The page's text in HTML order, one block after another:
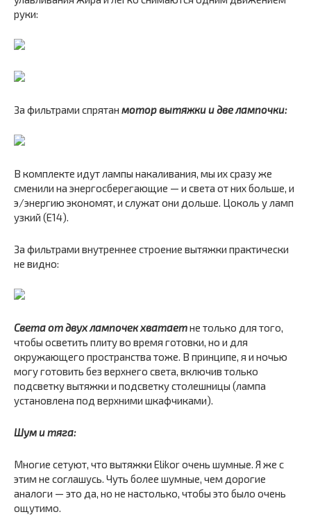
руки:
За фильтрами спрятан мотор вытяжки и две лампочки:
В комплекте идут лампы накаливания, мы их сразу же
сменили на энергосберегающие — и света от них больше, и
э/энергию экономят, и служат они дольше. Цоколь у ламп
узкий (Е14).
За фильтрами внутреннее строение вытяжки практически
не видно:
Света от двух лампочек хватаетне только для того,
чтобы осветить плиту во время готовки, но и для
окружающего пространства тоже. В принципе, я и ночью
могу готовить без верхнего света, включив только
подсветку вытяжки и подсветку столешницы (лампа
установлена под верхними шкафчиками).
Шум и тяга:
Многие сетуют, что вытяжки Elikor очень шумные. Я же с
этим не соглашусь. Чуть более шумные, чем дорогие
аналоги — это да, но не настолько, чтобы это было очень
ощутимо.